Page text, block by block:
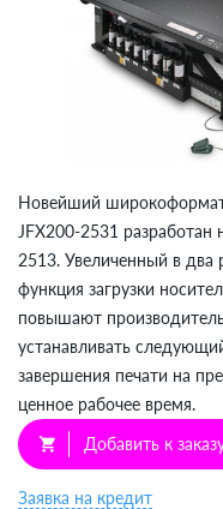
Новейший
JFX200-2531
2513. Увеличенный в два
функция загрузки
повышают
устанавливать
завершения печати на
ценное рабочее время.
shopping_cart Добавить к
Заявка на кредит